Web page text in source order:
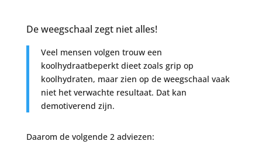
De weegschaal zegt niet alles!
Veel mensen volgen trouw een
koolhydraatbeperkt dieet zoals grip op
koolhydraten, maar zien op de weegschaal vaak
niet het verwachte resultaat. Dat kan
demotiverend zijn.
Daarom de volgende 2 adviezen: